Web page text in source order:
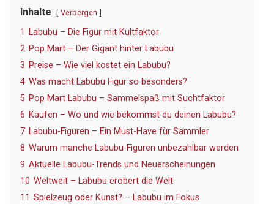
Inhalte Verbergen
1 Labubu – Die Figur mit Kultfaktor
2 Pop Mart – Der Gigant hinter Labubu
3 Preise – Wie viel kostet ein Labubu?
4 Was macht Labubu Figur so besonders?
5 Pop Mart Labubu – Sammelspaß mit Suchtfaktor
6 Kaufen – Wo und wie bekommst du deinen Labubu?
7 Labubu-Figuren – Ein Must-Have für Sammler
8 Warum manche Labubu-Figuren unbezahlbar werden
9 Aktuelle Labubu-Trends und Neuerscheinungen
10 Weltweit – Labubu erobert die Welt
11 Spielzeug oder Kunst? – Labubu im Fokus